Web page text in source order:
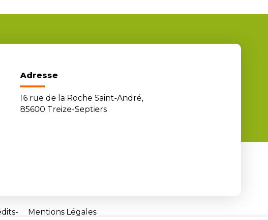
Adresse
16 rue de la Roche Saint-André,
85600 Treize-Septiers
Mentions Légales